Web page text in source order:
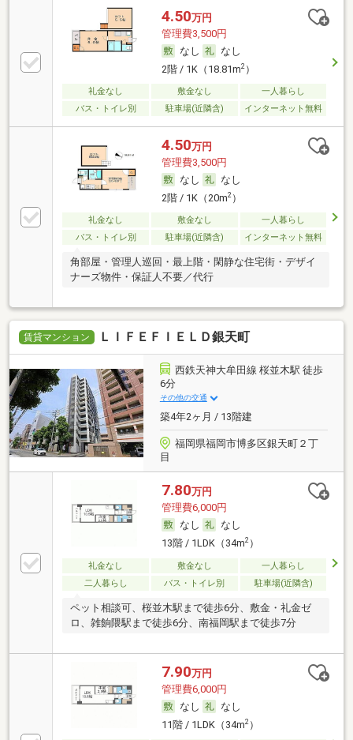
4.50万円
管理費3,500円
なし
なし
2階 / 1K（18.81m2）
礼金なし 敷金なし
一人暮らし
バス・トイレ別
駐車場(近隣含) インターネット無料
4.50万円
管理費3,500円
なし
なし
2階 / 1K（20m2）
礼金なし 敷金なし
一人暮らし
バス・トイレ別
駐車場(近隣含) インターネット無料
角部屋・管理人巡回・最上階・閑静な住宅街・デザイ
ナーズ物件・保証人不要／代行
賃貸マンション ＬＩＦＥＦＩＥＬＤ銀天町
西鉄天神大牟田線 桜並木駅 徒歩
6分
その他の交通
築4年2ヶ月 / 13階建
福岡県福岡市博多区銀天町２丁
目
7.80万円
管理費6,000円
なし
なし
13階 / 1LDK（34m2）
礼金なし 敷金なし
一人暮らし
二人暮らし
バス・トイレ別 駐車場(近隣含)
ペット相談可、桜並木駅まで徒歩6分、敷金・礼金ゼ
ロ、雑餉隈駅まで徒歩6分、南福岡駅まで徒歩7分
7.90万円
管理費6,000円
なし
なし
11階 / 1LDK（34m2）